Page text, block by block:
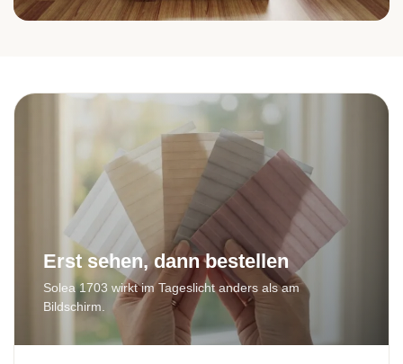
Erst sehen, dann bestellen
Solea 1703 wirkt im Tageslicht anders als am
Bildschirm.